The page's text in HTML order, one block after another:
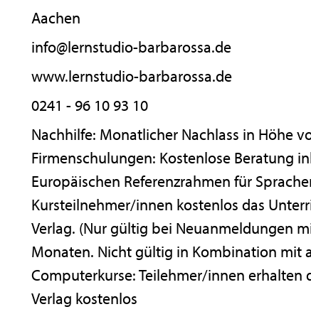
Aachen
info@lernstudio-barbarossa.de
www.lernstudio-barbarossa.de
0241 - 96 10 93 10
Nachhilfe: Monatlicher Nachlass in Höhe
Firmenschulungen: Kostenlose Beratung
Europäischen Referenzrahmen für
Kursteilnehmer/innen kostenlos das
Verlag. (Nur gültig bei Neuanmeldungen
Monaten. Nicht gültig in Kombination mit
Computerkurse: Teilehmer/innen
Verlag kostenlos